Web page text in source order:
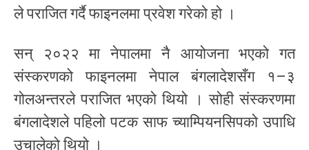
ले पराजित गर्दै फाइनलमा प्रवेश गरेको हो ।
सन् २०२२ मा नेपालमा नै आयोजना भएको गत
संस्करणको फाइनलमा नेपाल बंगलादेशसँग १–३
गोलअन्तरले पराजित भएको थियो । सोही संस्करणमा
बंगलादेशले पहिलो पटक साफ च्याम्पियनसिपको उपाधि
उचालेको थियो ।